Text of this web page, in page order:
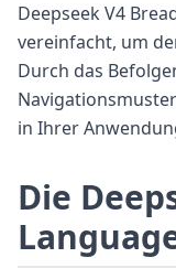
Deepseek V4
vereinfacht, um
Durch das
in Ihrer
Die